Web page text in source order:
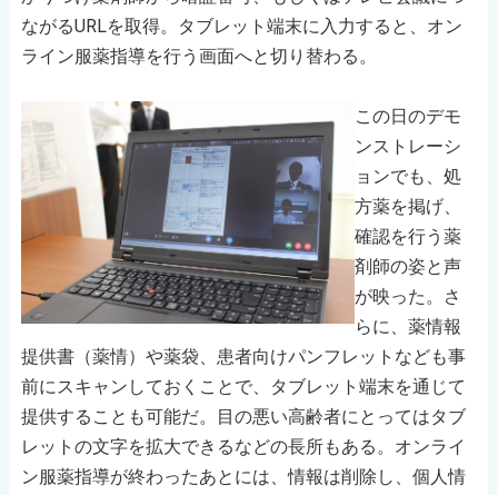
ながるURLを取得。タブレット端末に入力すると、オン
ライン服薬指導を行う画面へと切り替わる。
この日のデモ
ンストレーシ
ョンでも、処
方薬を掲げ、
確認を行う薬
剤師の姿と声
が映った。さ
らに、薬情報
提供書（薬情）や薬袋、患者向けパンフレットなども事
前にスキャンしておくことで、タブレット端末を通じて
提供することも可能だ。目の悪い高齢者にとってはタブ
レットの文字を拡大できるなどの長所もある。オンライ
ン服薬指導が終わったあとには、情報は削除し、個人情